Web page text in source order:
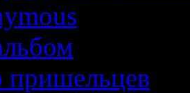
пришельцев